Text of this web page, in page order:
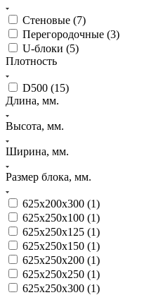
Стеновые (7)
Перегородочные (3)
U-блоки (5)
Плотность
D500 (15)
Длина, мм.
Высота, мм.
Ширина, мм.
Размер блока, мм.
625х200х300 (1)
625х250х100 (1)
625х250х125 (1)
625х250х150 (1)
625х250х200 (1)
625х250х250 (1)
625х250х300 (1)